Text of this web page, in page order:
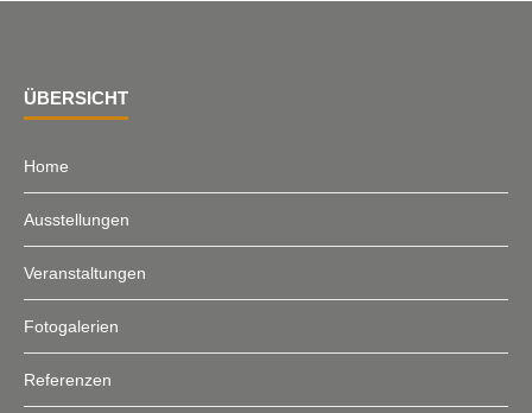
ÜBERSICHT
Home
Ausstellungen
Veranstaltungen
Fotogalerien
Referenzen